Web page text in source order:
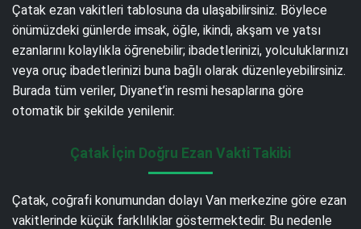
Çatak ezan vakitleri tablosuna da ulaşabilirsiniz. Böylece
önümüzdeki günlerde imsak, öğle, ikindi, akşam ve yatsı
ezanlarını kolaylıkla öğrenebilir; ibadetlerinizi, yolculuklarınızı
veya oruç ibadetlerinizi buna bağlı olarak düzenleyebilirsiniz.
Burada tüm veriler, Diyanet’in resmi hesaplarına göre
otomatik bir şekilde yenilenir.
Çatak İçin Doğru Ezan Vakti Takibi
Çatak, coğrafi konumundan dolayı Van merkezine göre ezan
vakitlerinde küçük farklılıklar göstermektedir. Bu nedenle